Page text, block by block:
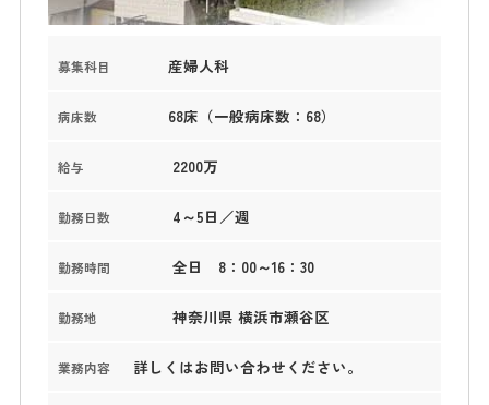
募集科目 産婦人科
病床数 68床（一般病床数：68）
給与 2200万
勤務日数 4～5日／週
勤務時間 全日 8：00～16：30
勤務地 神奈川県 横浜市瀬谷区
業務内容 詳しくはお問い合わせください。